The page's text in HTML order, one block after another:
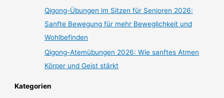
Qigong-Übungen im Sitzen für Senioren 2026:
Sanfte Bewegung für mehr Beweglichkeit und
Wohlbefinden
Qigong-Atemübungen 2026: Wie sanftes Atmen
Körper und Geist stärkt
Kategorien